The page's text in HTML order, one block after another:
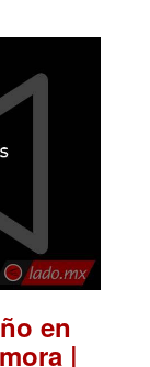
en
|